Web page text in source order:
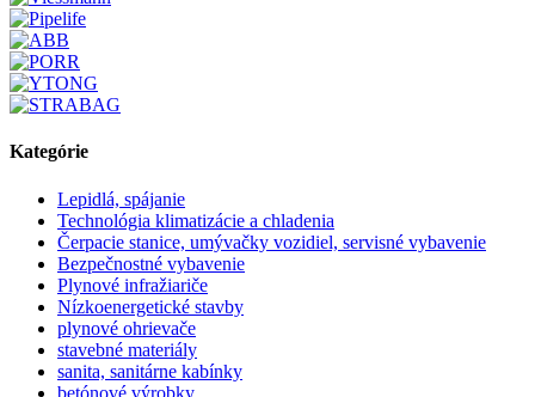
Kategórie
Lepidlá, spájanie
Technológia klimatizácie a chladenia
Čerpacie stanice, umývačky vozidiel, servisné vybavenie
Bezpečnostné vybavenie
Plynové infražiariče
Nízkoenergetické stavby
plynové ohrievače
stavebné materiály
sanita, sanitárne kabínky
betónové výrobky